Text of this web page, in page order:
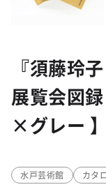
『須藤玲
展覧会図
×グレー 】
水戸芸術館 カタ